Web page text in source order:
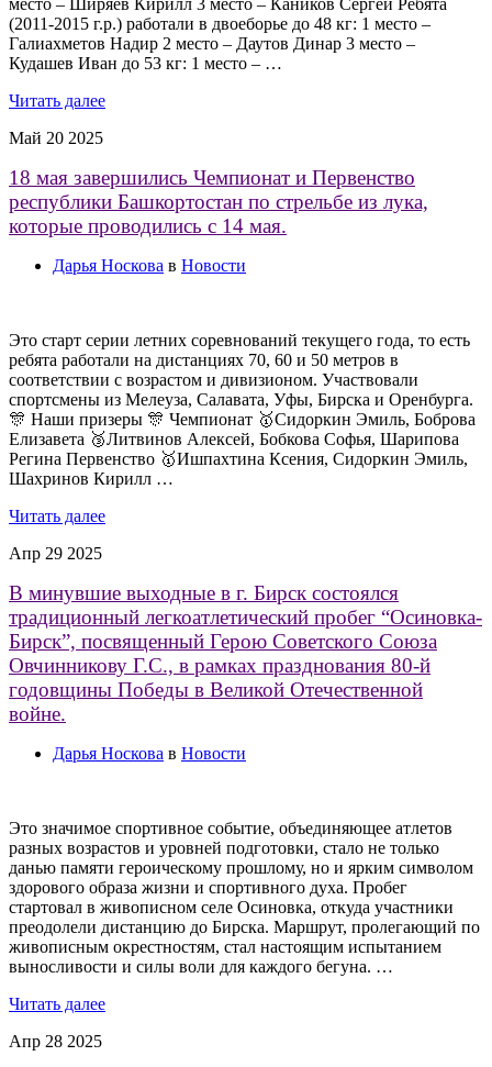
(2011-2015 г.р.) работали в двоеборье до 48 кг: 1 место –
Галиахметов Надир 2 место – Даутов Динар 3 место –
Кудашев Иван до 53 кг: 1 место – …
Читать далее
Май 20 2025
18 мая завершились Чемпионат и Первенство
республики Башкортостан по стрельбе из лука,
которые проводились с 14 мая.
Дарья Носкова в Новости
Это старт серии летних соревнований текущего года, то есть
ребята работали на дистанциях 70, 60 и 50 метров в
соответствии с возрастом и дивизионом. Участвовали
спортсмены из Мелеуза, Салавата, Уфы, Бирска и Оренбурга.
🎊 Наши призеры 🎊 Чемпионат 🥇Сидоркин Эмиль, Боброва
Елизавета 🥉Литвинов Алексей, Бобкова Софья, Шарипова
Регина Первенство 🥇Ишпахтина Ксения, Сидоркин Эмиль,
Шахринов Кирилл …
Читать далее
Апр 29 2025
В минувшие выходные в г. Бирск состоялся
традиционный легкоатлетический пробег “Осиновка-
Бирск”, посвященный Герою Советского Союза
Овчинникову Г.С., в рамках празднования 80-й
годовщины Победы в Великой Отечественной
войне.
Дарья Носкова в Новости
Это значимое спортивное событие, объединяющее атлетов
разных возрастов и уровней подготовки, стало не только
данью памяти героическому прошлому, но и ярким символом
здорового образа жизни и спортивного духа. Пробег
стартовал в живописном селе Осиновка, откуда участники
преодолели дистанцию до Бирска. Маршрут, пролегающий по
живописным окрестностям, стал настоящим испытанием
выносливости и силы воли для каждого бегуна. …
Читать далее
Апр 28 2025